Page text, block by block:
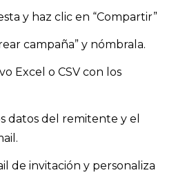
y haz clic en “Compartir”
campaña” y nómbrala.
Excel o CSV con los
datos del remitente y el
de invitación y personaliza